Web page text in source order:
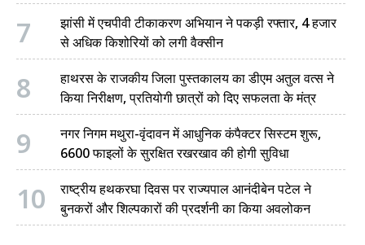
7
झांसी में एचपीवी टीकाकरण अभियान ने पकड़ी रफ्तार, 4 हजार
से अधिक किशोरियों को लगी वैक्सीन
8
हाथरस के राजकीय जिला पुस्तकालय का डीएम अतुल वत्स ने
किया निरीक्षण, प्रतियोगी छात्रों को दिए सफलता के मंत्र
9
नगर निगम मथुरा-वृंदावन में आधुनिक कंपैक्टर सिस्टम शुरू,
6600 फाइलों के सुरक्षित रखरखाव की होगी सुविधा
10
राष्ट्रीय हथकरघा दिवस पर राज्यपाल आनंदीबेन पटेल ने
बुनकरों और शिल्पकारों की प्रदर्शनी का किया अवलोकन